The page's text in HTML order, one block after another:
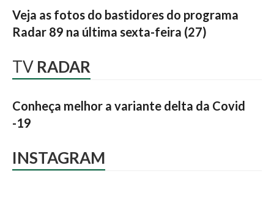
Veja as fotos do bastidores do programa
Radar 89 na última sexta-feira (27)
TV RADAR
Conheça melhor a variante delta da Covid
-19
INSTAGRAM